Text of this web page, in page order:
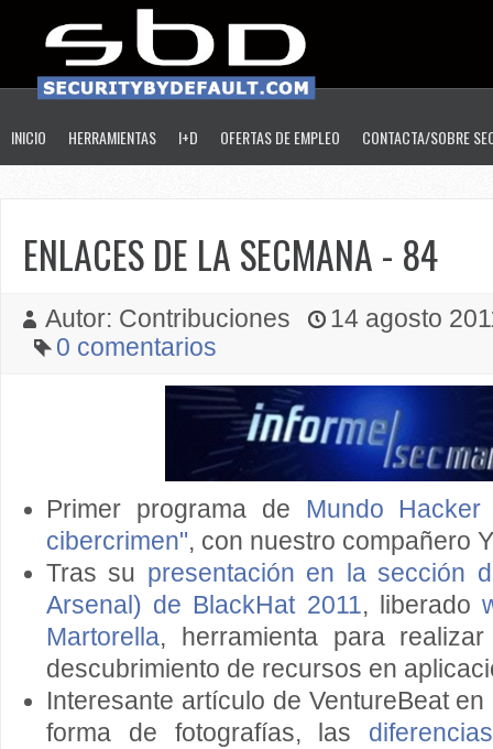
INICIO HERRAMIENTAS I+D OFERTAS DE EMPLEO CONTACTA/SOBRE
ENLACES DE LA SECMANA - 84
Autor: Contribuciones
14 agosto
0 comentarios
Primer programa de Mundo
cibercrimen", con nuestro compañero
Tras su presentación en la sección
Arsenal) de BlackHat 2011, liberado
Martorella, herramienta para
descubrimiento de recursos en
Interesante artículo de VentureBeat
forma de fotografías, las